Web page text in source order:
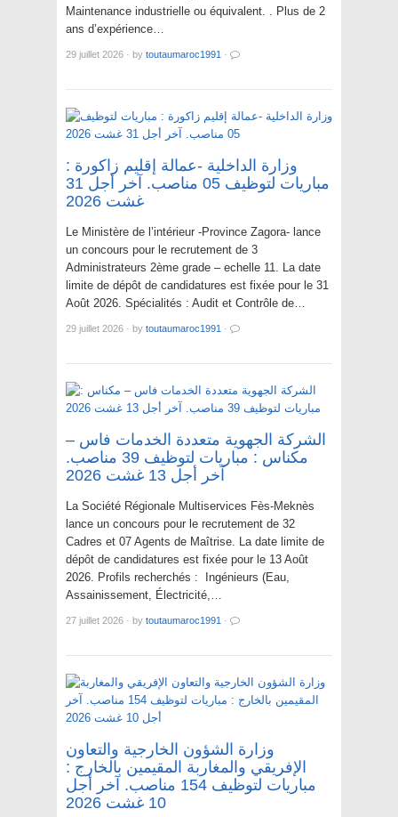
Maintenance industrielle ou équivalent. . Plus de 2
ans d’expérience…
29 juillet 2026 · by toutaumaroc1991 ·
وزارة الداخلية -عمالة إقليم زاكورة :
مباريات لتوظيف 05 مناصب. آخر أجل 31
غشت 2026
Le Ministère de l’intérieur -Province Zagora- lance
un concours pour le recrutement de 3
Administrateurs 2ème grade – echelle 11. La date
limite de dépôt de candidatures est fixée pour le 31
Août 2026. Spécialités : Audit et Contrôle de…
29 juillet 2026 · by toutaumaroc1991 ·
الشركة الجهوية متعددة الخدمات فاس –
مکناس : مباريات لتوظيف 39 مناصب.
آخر أجل 13 غشت 2026
La Société Régionale Multiservices Fès-Meknès
lance un concours pour le recrutement de 32
Cadres et 07 Agents de Maîtrise. La date limite de
dépôt de candidatures est fixée pour le 13 Août
2026. Profils recherchés : Ingénieurs (Eau,
Assainissement, Électricité,…
27 juillet 2026 · by toutaumaroc1991 ·
وزارة الشؤون الخارجية والتعاون
الإفريقي والمغاربة المقيمين بالخارج :
مباريات لتوظيف 154 مناصب. آخر أجل
10 غشت 2026